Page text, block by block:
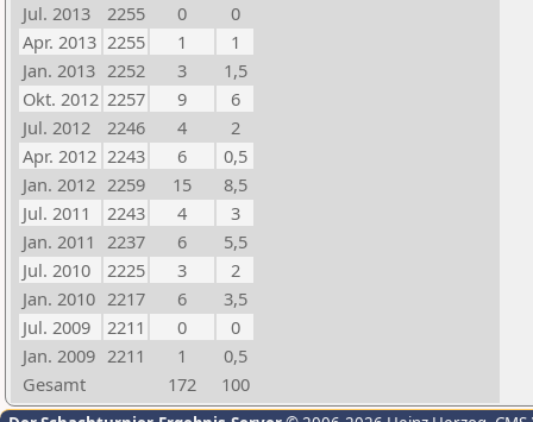
Jul. 2013
2255 0
0
Apr. 2013 2255 1
1
Jan. 2013 2252 3
1,5
Okt. 2012 2257 9
6
Jul. 2012
2246 4
2
Apr. 2012 2243 6
0,5
Jan. 2012 2259 15
8,5
Jul. 2011
2243 4
3
Jan. 2011 2237 6
5,5
Jul. 2010
2225 3
2
Jan. 2010 2217 6
3,5
Jul. 2009
2211 0
0
Jan. 2009 2211 1
0,5
Gesamt
172 100